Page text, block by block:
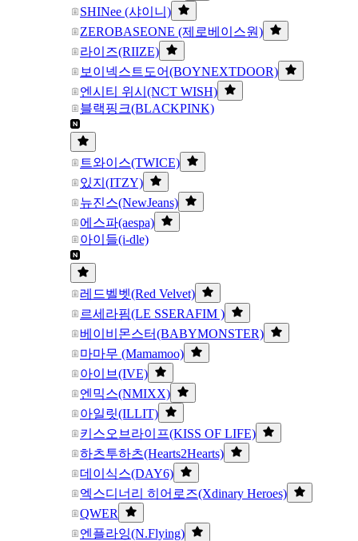
SHINee (샤이니)
ZEROBASEONE (제로베이스원)
라이즈(RIIZE)
보이넥스트도어(BOYNEXTDOOR)
엔시티 위시(NCT WISH)
블랙핑크(BLACKPINK)
트와이스(TWICE)
있지(ITZY)
뉴진스(NewJeans)
에스파(aespa)
아이들(i-dle)
레드벨벳(Red Velvet)
르세라핌(LE SSERAFIM )
베이비몬스터(BABYMONSTER)
마마무 (Mamamoo)
아이브(IVE)
엔믹스(NMIXX)
아일릿(ILLIT)
키스오브라이프(KISS OF LIFE)
하츠투하츠(Hearts2Hearts)
데이식스(DAY6)
엑스디너리 히어로즈(Xdinary Heroes)
QWER
엔플라잉(N.Flying)